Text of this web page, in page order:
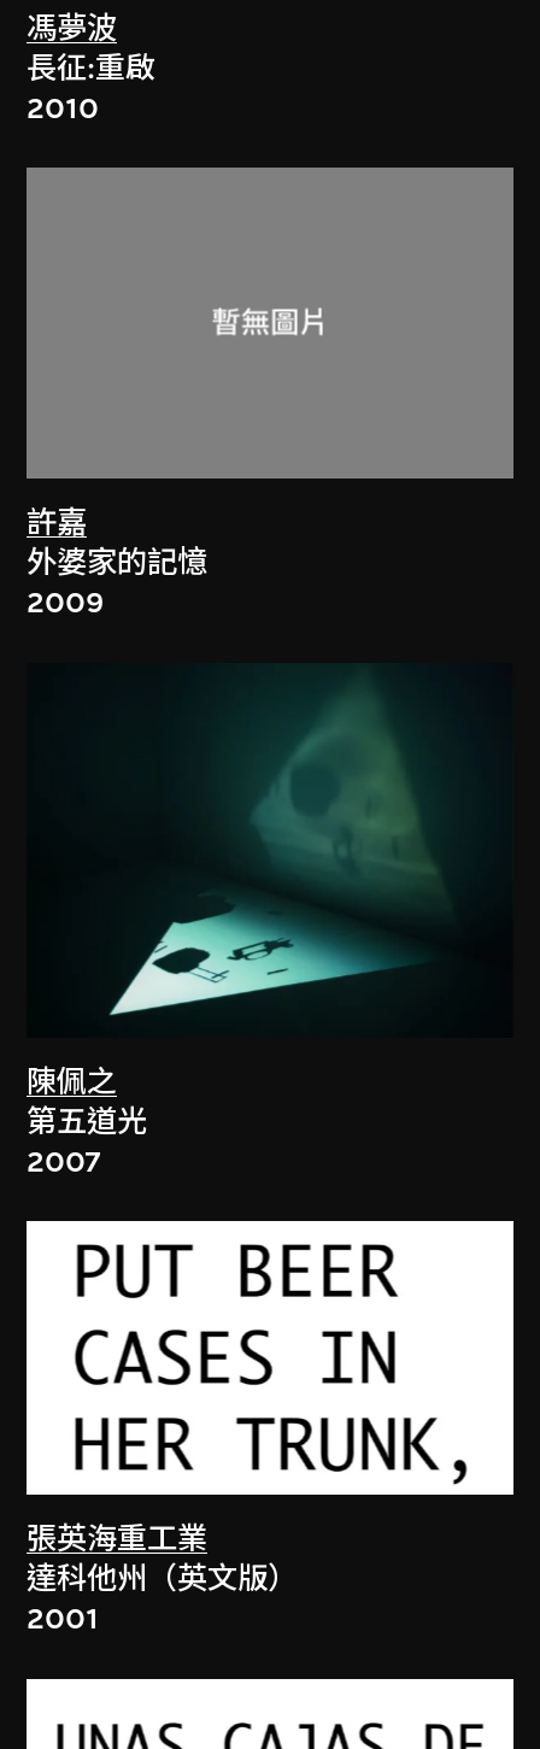
馮夢波
長征:重啟
2010
許嘉
外婆家的記憶
2009
陳佩之
第五道光
2007
張英海重工業
達科他州（英文版）
2001